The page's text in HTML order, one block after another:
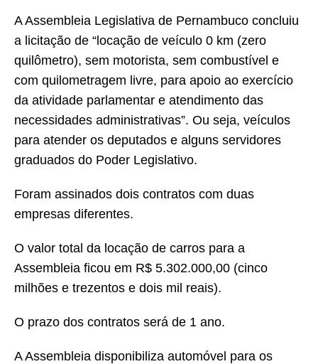
A Assembleia Legislativa de Pernambuco concluiu
a licitação de “locação de veículo 0 km (zero
quilômetro), sem motorista, sem combustível e
com quilometragem livre, para apoio ao exercício
da atividade parlamentar e atendimento das
necessidades administrativas”. Ou seja, veículos
para atender os deputados e alguns servidores
graduados do Poder Legislativo.
Foram assinados dois contratos com duas
empresas diferentes.
O valor total da locação de carros para a
Assembleia ficou em R$ 5.302.000,00 (cinco
milhões e trezentos e dois mil reais).
O prazo dos contratos será de 1 ano.
A Assembleia disponibiliza automóvel para os